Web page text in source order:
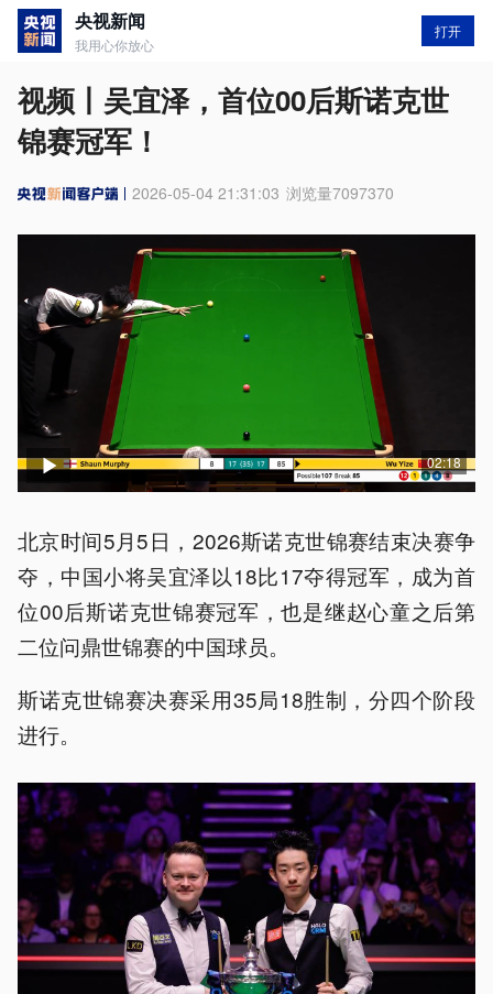
央视新闻
我用心你放心
打开
视频丨吴宜泽，首位00后斯诺克世
锦赛冠军！
2026-05-04 21:31:03 浏览量7097370
02:18
北京时间5月5日，2026斯诺克世锦赛结束决赛争
夺，中国小将吴宜泽以18比17夺得冠军，成为首
位00后斯诺克世锦赛冠军，也是继赵心童之后第
二位问鼎世锦赛的中国球员。
斯诺克世锦赛决赛采用35局18胜制，分四个阶段
进行。